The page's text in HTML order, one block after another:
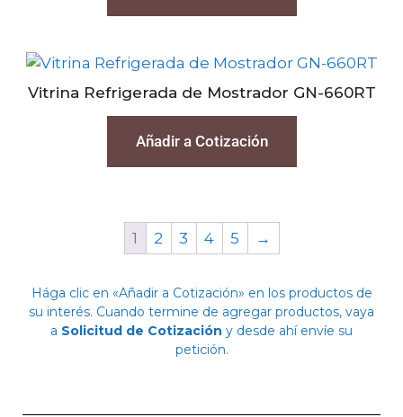
Vitrina Refrigerada de Mostrador GN-660RT
Añadir a Cotización
1 2 3 4 5 →
Hága clic en «Añadir a Cotización» en los productos de
su interés. Cuando termine de agregar productos, vaya
a Solicitud de Cotización y desde ahí envíe su
petición.